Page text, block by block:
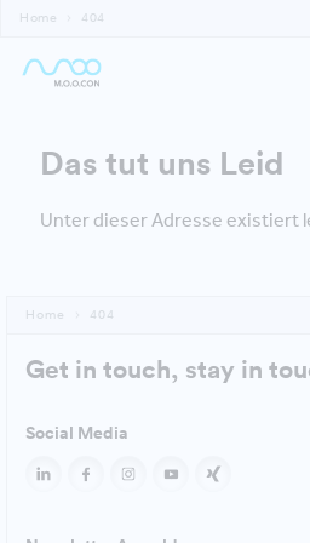
Home 404
Das tut uns Leid
Unter dieser Adresse existiert
Home 404
Get in touch, stay in
Social Media